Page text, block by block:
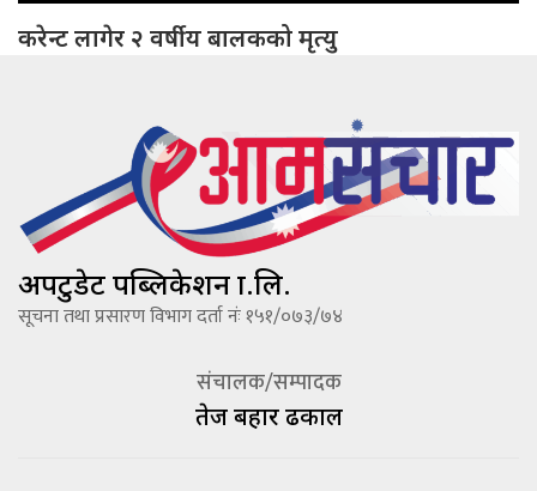
करेन्ट लागेर २ वर्षीय बालकको मृत्यु
अपटुडेट पब्लिकेशन प्रा.लि.
सूचना तथा प्रसारण विभाग दर्ता नंः १५१/०७३/७४
संचालक/सम्पादक
तेज बहादूर ढकाल